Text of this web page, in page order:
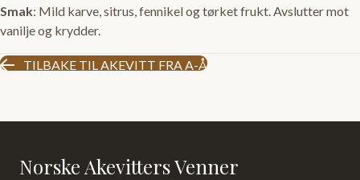
Smak: Mild karve, sitrus, fennikel og tørket frukt. Avslutter mot
vanilje og krydder.
TILBAKE TIL AKEVITT FRA A-Å
Norske Akevitters Venner